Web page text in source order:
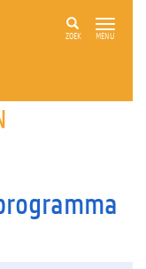
ZOEK MENU